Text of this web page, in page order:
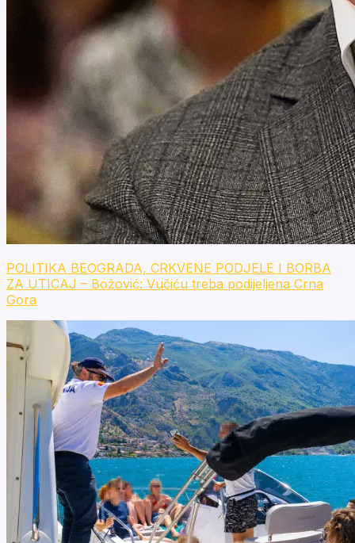
POLITIKA BEOGRADA, CRKVENE PODJELE I BORBA
ZA UTICAJ – Božović: Vučiću treba podijeljena Crna
Gora